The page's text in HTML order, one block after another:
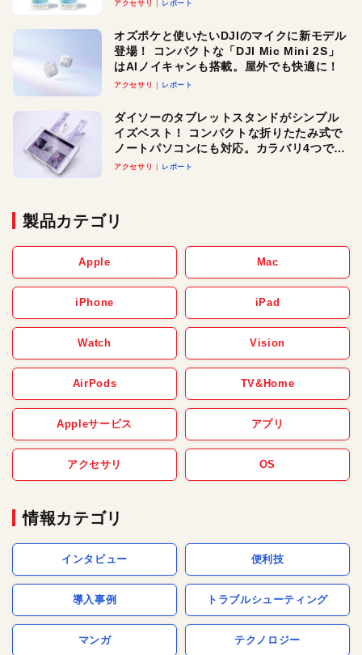
アクセサリ レポート
オズポケと使いたいDJIのマイクに新モデル
登場！ コンパクトな「DJI Mic Mini 2S」
はAIノイキャンも搭載。屋外でも快適に！
アクセサリ レポート
ダイソーのタブレットスタンドがシンプル
イズベスト！ コンパクトな折りたたみ式で
ノートパソコンにも対応。カラバリ4つで選
べる楽しさも
アクセサリ レポート
製品カテゴリ
Apple Mac
iPhone iPad
Watch Vision
AirPods TV&Home
Appleサービス アプリ
アクセサリ OS
情報カテゴリ
インタビュー 便利技
導入事例 トラブルシューティング
マンガ テクノロジー